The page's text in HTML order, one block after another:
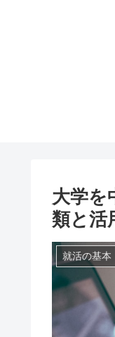
大学を
類と活
就活の基本